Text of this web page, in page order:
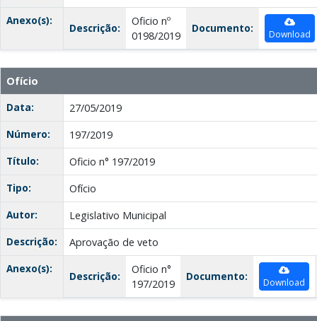
Anexo(s):
Descrição:
Oficio nº
0198/2019
Documento: Download
Ofício
Data:
27/05/2019
Número:
197/2019
Título:
Oficio n° 197/2019
Tipo:
Ofício
Autor:
Legislativo Municipal
Descrição:
Aprovação de veto
Anexo(s):
Descrição:
Oficio n°
197/2019
Documento: Download